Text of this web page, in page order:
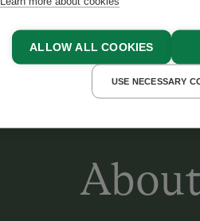
ALLOW ALL COOKIES
USE NECESSARY